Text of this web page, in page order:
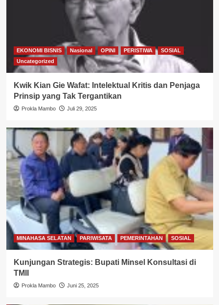
EKONOMI BISNIS Nasional OPINI PERISTIWA
SOSIAL
Uncategorized
Kwik Kian Gie Wafat: Intelektual Kritis dan Penjaga
Prinsip yang Tak Tergantikan
Prokla Mambo Juli 29, 2025
MINAHASA SELATAN PARIWISATA PEMERINTAHAN SOSIAL
Kunjungan Strategis: Bupati Minsel Konsultasi di
TMII
Prokla Mambo Juni 25, 2025